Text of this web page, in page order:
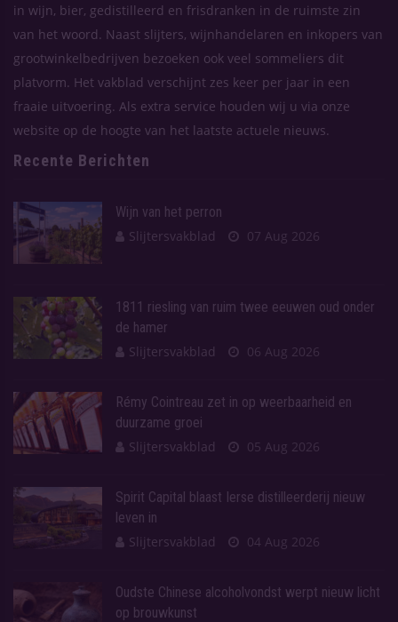
in wijn, bier, gedistilleerd en frisdranken in de ruimste zin
van het woord. Naast slijters, wijnhandelaren en inkopers van
grootwinkelbedrijven bezoeken ook veel sommeliers dit
platvorm. Het vakblad verschijnt zes keer per jaar in een
fraaie uitvoering. Als extra service houden wij u via onze
website op de hoogte van het laatste actuele nieuws.
Recente Berichten
Wijn van het perron
Slijtersvakblad
07 Aug 2026
1811 riesling van ruim twee eeuwen oud onder
de hamer
Slijtersvakblad
06 Aug 2026
Rémy Cointreau zet in op weerbaarheid en
duurzame groei
Slijtersvakblad
05 Aug 2026
Spirit Capital blaast Ierse distilleerderij nieuw
leven in
Slijtersvakblad
04 Aug 2026
Oudste Chinese alcoholvondst werpt nieuw licht
op brouwkunst